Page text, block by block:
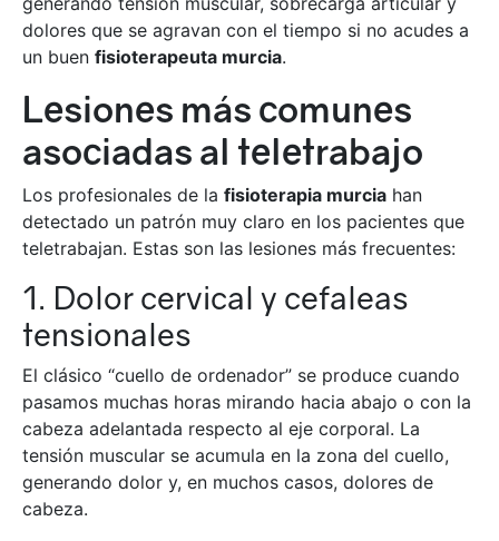
dolores que se agravan con el tiempo si no acudes a
un buen fisioterapeuta murcia.
Lesiones más comunes
asociadas al teletrabajo
Los profesionales de la fisioterapia murcia han
detectado un patrón muy claro en los pacientes que
teletrabajan. Estas son las lesiones más frecuentes:
1. Dolor cervical y cefaleas
tensionales
El clásico “cuello de ordenador” se produce cuando
pasamos muchas horas mirando hacia abajo o con la
cabeza adelantada respecto al eje corporal. La
tensión muscular se acumula en la zona del cuello,
generando dolor y, en muchos casos, dolores de
cabeza.